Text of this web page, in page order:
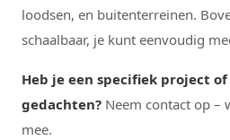
loodsen, en buitenterreinen.
schaalbaar, je kunt eenvoudig
Heb je een specifiek project
gedachten? Neem contact op –
mee.